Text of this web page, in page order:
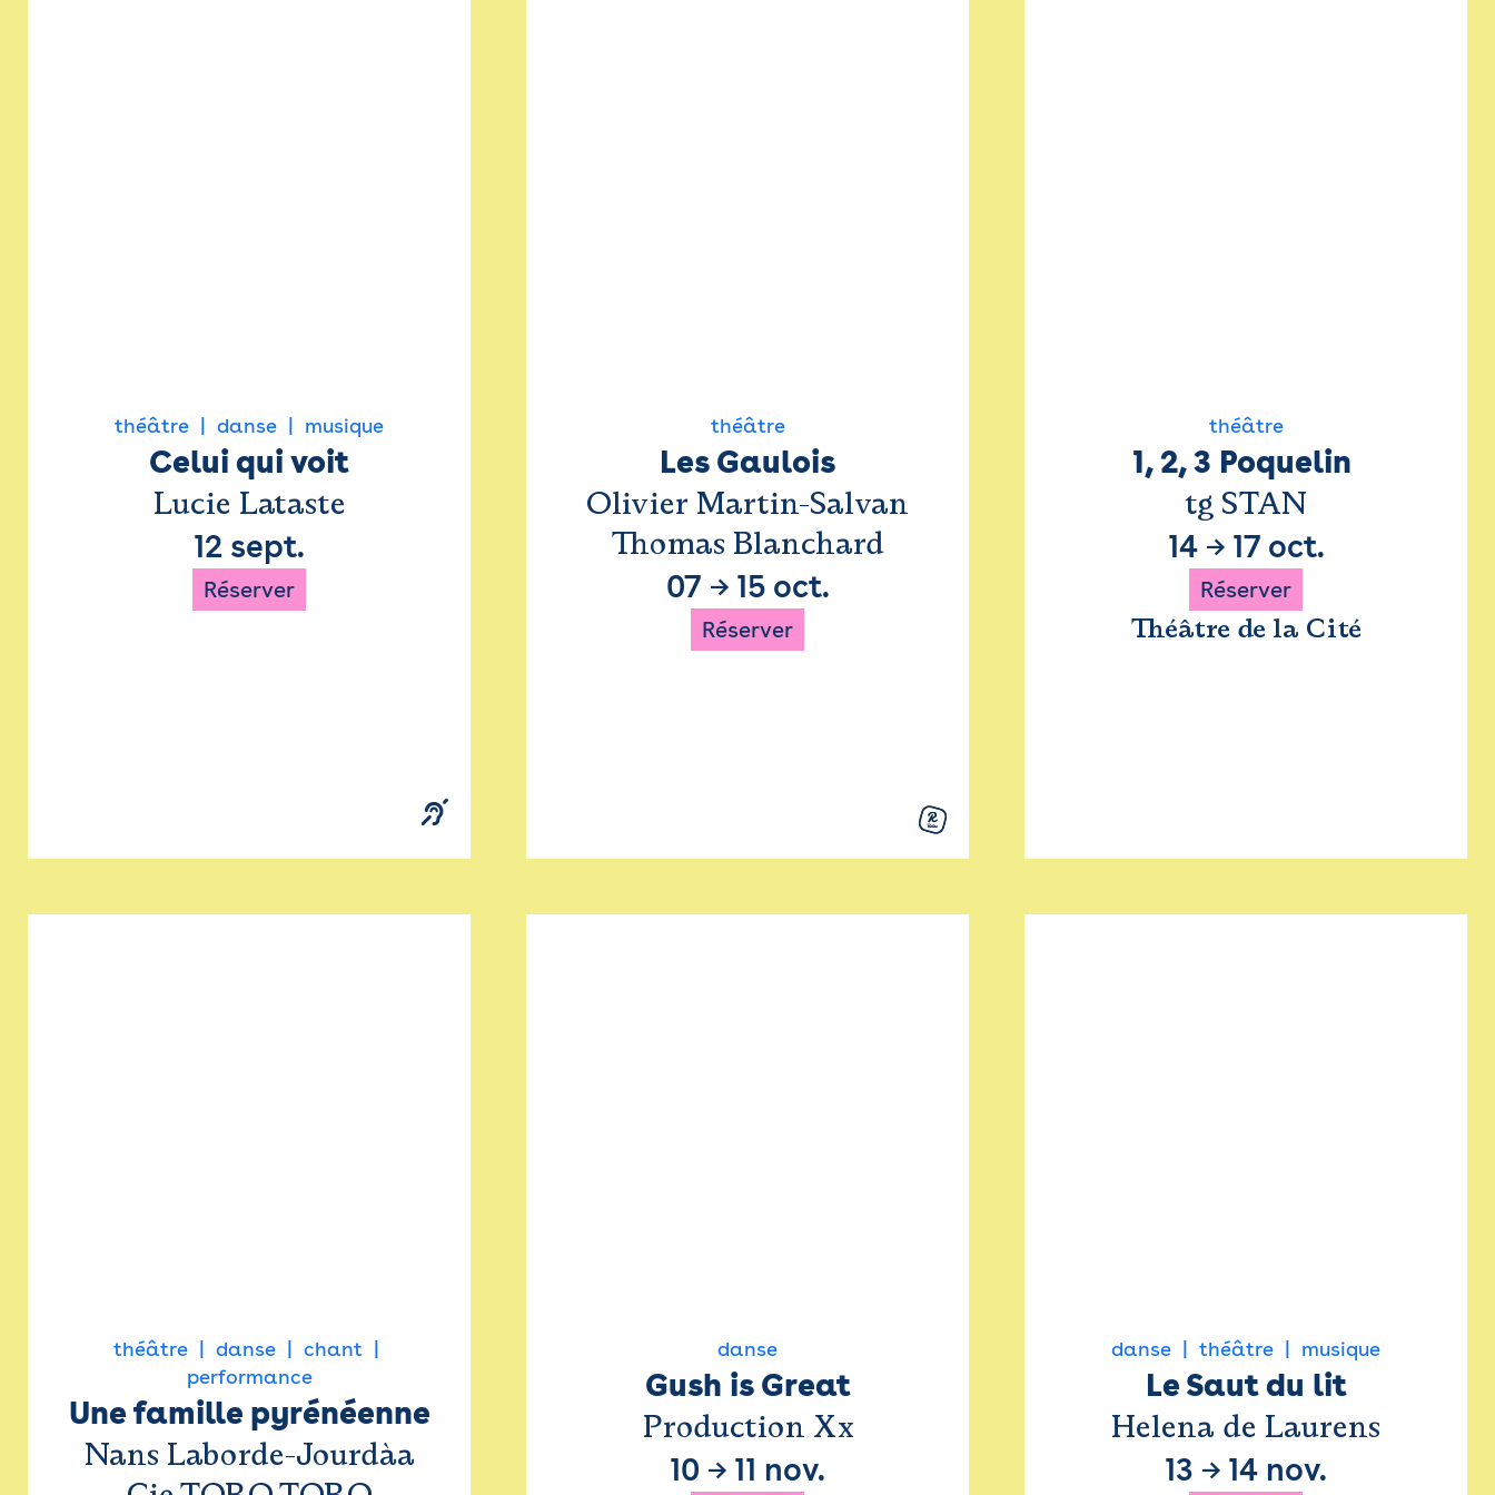
théâtre danse musique
Celui qui voit
Lucie Lataste
12 sept.
Réserver
théâtre
Les Gaulois
Olivier Martin-Salvan
Thomas Blanchard
07 → 15 oct.
Réserver
théâtre
1, 2, 3 Poquelin
tg STAN
14→ 17 oct.
Réserver
Théâtre de la Cité
théâtre danse
chant
performance
Une famille pyrénéenne
Nans Laborde-Jourdàa
danse
Gush is Great
Production Xx
10 → 11 nov.
danse théâtre musique
Le Saut du lit
Helena de Laurens
13 → 14 nov.